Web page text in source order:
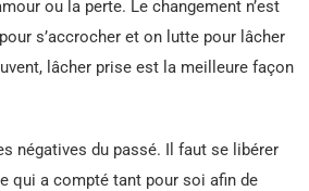
ou la perte. Le changement n’est
s’accrocher et on lutte pour lâcher
lâcher prise est la meilleure façon
négatives du passé. Il faut se libérer
qui a compté tant pour soi afin de